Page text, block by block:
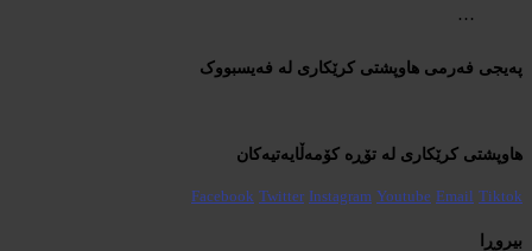
…
پەیجی فەرمی هاوپشتی کرێکاری لە فەیسبووک
هاوپشتی کرێکاری لە تۆڕە کۆمەڵایەتیەکان
Facebook Twitter Instagram Youtube Email Tiktok
بیروڕا